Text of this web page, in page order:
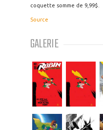
coquette somme de 9,99$.
Source
GALERIE